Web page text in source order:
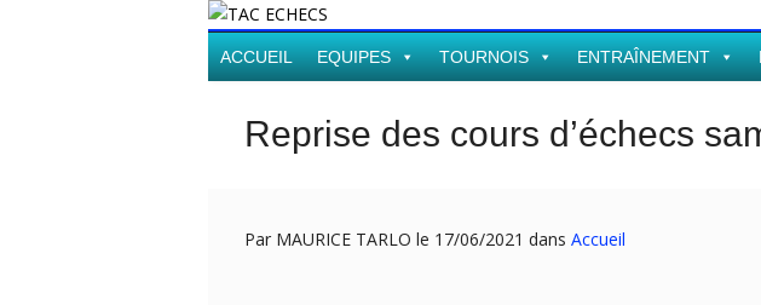
ACCUEIL EQUIPES TOURNOIS ENTRAÎNEMENT
Reprise des cours d’échecs
Par MAURICE TARLO le 17/06/2021 dans Accueil